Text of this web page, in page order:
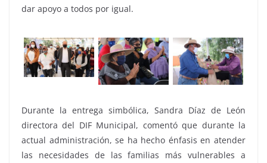
dar apoyo a todos por igual.
Durante la entrega simbólica, Sandra Díaz de León
directora del DIF Municipal, comentó que durante la
actual administración, se ha hecho énfasis en atender
las necesidades de las familias más vulnerables a